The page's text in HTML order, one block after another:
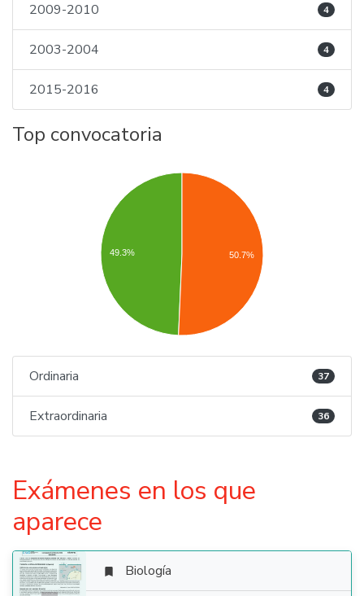
2009-2010 4
2003-2004 4
2015-2016 4
Top convocatoria
49.3% 50.7%
Ordinaria 37
Extraordinaria 36
Exámenes en los que
aparece
 Biología